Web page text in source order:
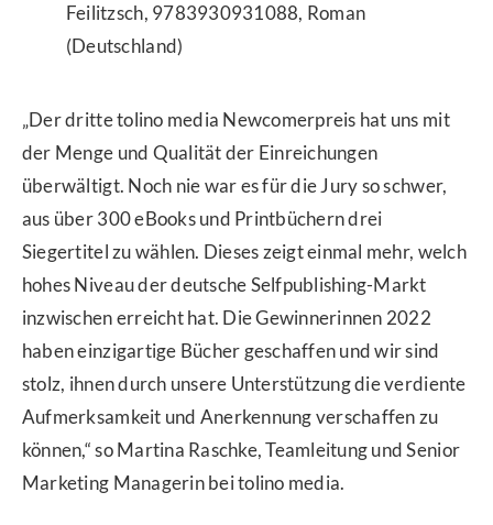
Feilitzsch, 9783930931088, Roman
(Deutschland)
„Der dritte tolino media Newcomerpreis hat uns mit
der Menge und Qualität der Einreichungen
überwältigt. Noch nie war es für die Jury so schwer,
aus über 300 eBooks und Printbüchern drei
Siegertitel zu wählen. Dieses zeigt einmal mehr, welch
hohes Niveau der deutsche Selfpublishing-Markt
inzwischen erreicht hat. Die Gewinnerinnen 2022
haben einzigartige Bücher geschaffen und wir sind
stolz, ihnen durch unsere Unterstützung die verdiente
Aufmerksamkeit und Anerkennung verschaffen zu
können,“ so Martina Raschke, Teamleitung und Senior
Marketing Managerin bei tolino media.